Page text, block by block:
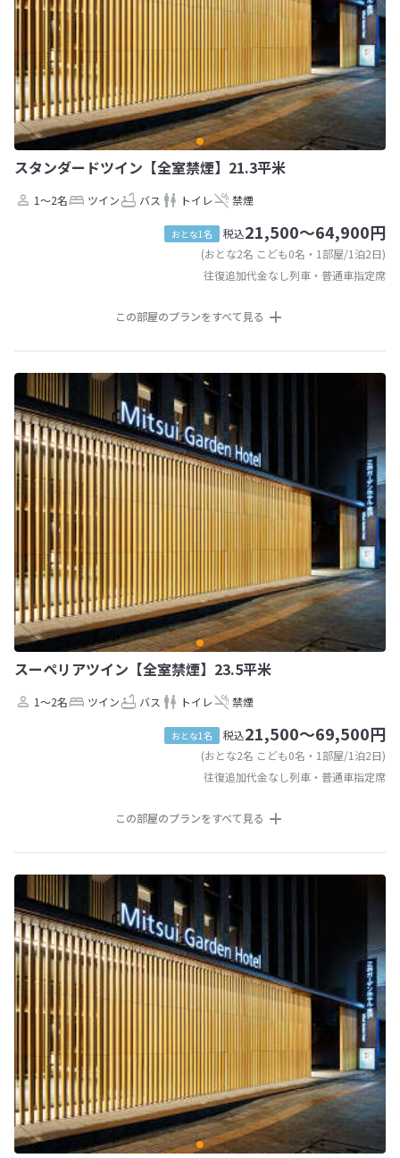
スタンダードツイン【全室禁煙】21.3平米
1～2名 ツイン バス トイレ 禁煙
おとな1名 税込21,500～64,900円
(おとな2名 こども0名・1部屋/1泊2日)
往復追加代金なし列車・普通車指定席
この部屋のプランをすべて見る
スーペリアツイン【全室禁煙】23.5平米
1～2名 ツイン バス トイレ 禁煙
おとな1名 税込21,500～69,500円
(おとな2名 こども0名・1部屋/1泊2日)
往復追加代金なし列車・普通車指定席
この部屋のプランをすべて見る